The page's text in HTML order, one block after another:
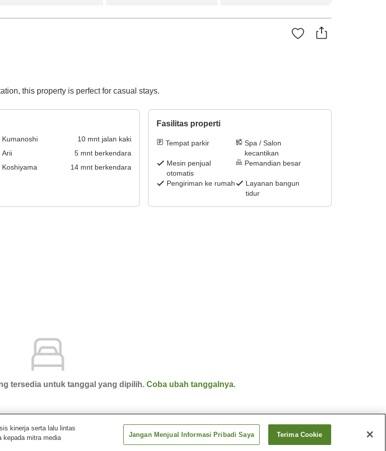
this property is perfect for casual stays.
Kumanoshi 10mnt jalan kaki
Arii
5mnt berkendara
Koshiyama
14mnt berkendara
Fasilitas properti
Tempat parkir
Spa / Salon
kecantikan
Mesin penjual
otomatis
Pemandian besar
Pengiriman ke rumah
Layanan bangun
tidur
tersedia untuk tanggal yang dipilih. Coba ubah tanggalnya.
kinerja serta lalu lintas
kepada mitra media
Jangan Menjual Informasi Pribadi Saya Terima Cookie